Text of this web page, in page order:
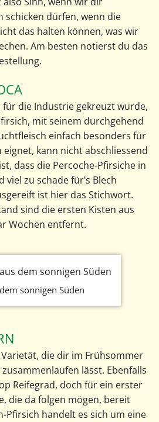
schicken dürfen, wenn die
das halten können, was wir
Am besten notierst du das
für die Industrie gekreuzt wurde,
mit seinem durchgehend
einfach besonders für
kann nicht abschliessend
dass die Percoche-Pfirsiche in
zu schade für’s Blech
ist hier das Stichwort.
sind die ersten Kisten aus
Wochen entfernt.
sonnigen Süden
die dir im Frühsommer
lässt. Ebenfalls
Reifegrad, doch für ein erster
die da folgen mögen, bereit
Pfirsich handelt es sich um eine